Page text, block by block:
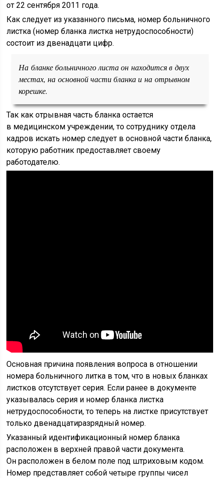
от 22 сентября 2011 года.
Как следует из указанного письма, номер больничного
листка (номер бланка листка нетрудоспособности)
состоит из двенадцати цифр.
На бланке больничного листа он находится в двух
местах, на основной части бланка и на отрывном
корешке.
Так как отрывная часть бланка остается
в медицинском учреждении, то сотруднику отдела
кадров искать номер следует в основной части бланка,
которую работник предоставляет своему
работодателю.
Основная причина появления вопроса в отношении
номера больничного литка в том, что в новых бланках
листков отсутствует серия. Если ранее в документе
указывалась серия и номер бланка листка
нетрудоспособности, то теперь на листке присутствует
только двенадцатиразрядный номер.
Указанный идентификационный номер бланка
расположен в верхней правой части документа.
Он расположен в белом поле под штриховым кодом.
Номер представляет собой четыре группы чисел